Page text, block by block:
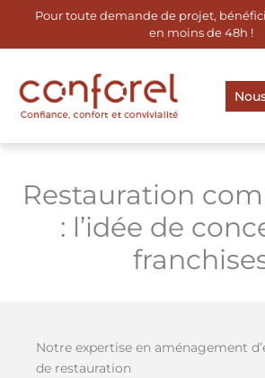
contenu
Pour toute demande de projet,
en moins de 48h !
Restauration
: l’idée de
Notre expertise en aménagement
de restauration